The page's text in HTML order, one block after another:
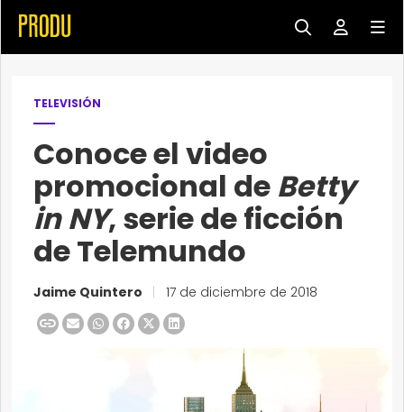
TELEVISIÓN
Conoce el video
promocional de Betty
in NY, serie de ficción
de Telemundo
Jaime Quintero 17 de diciembre de 2018